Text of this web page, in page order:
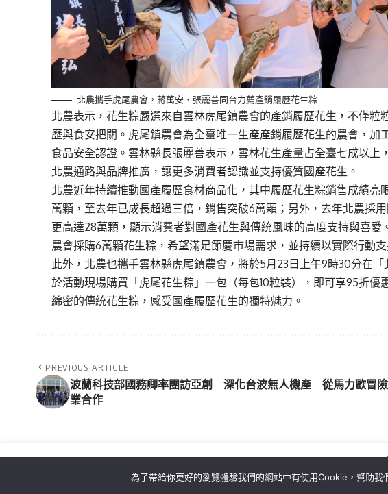
北農攜手虎尾農會，蔣萬安、張麗善同台力薦產銷履歷花生粽
北農表示，花生粽嚴選來自雲林虎尾鎮農會的產銷履歷花生，不僅粒
歷與食安把關。虎尾鎮農會為全臺唯一生產產銷履歷花生的農會，加
食品安全認證。雲林縣長張麗善表示，雲林花生產量占全臺七成以上
北農通路與品牌推廣，讓更多消費者認識並支持優質國產花生。
北農近年持續推動國產履歷食材商品化，其中履歷花生粽銷售成績亮
萬顆，至去年已成長超過三倍，銷售突破6萬顆；另外，去年北農採
更高達28萬顆，顯示消費者對國產花生與傳統風味的高度支持與喜
農會採購6萬顆花生粽，希望滿足節慶市場需求，並持續以實際行動
此外，北農也攜手雲林縣虎尾鎮農會，將於5月23日上午9時30分在
於活動現場購買「虎尾花生粽」一包（每包10粒裝），即可享95折
綿密的傳統花生粽，感受國產履歷花生的獨特魅力。
PREVIOUS ARTICLE
波蘭科技部國務卿率團訪亞創 深化台波無人機產
業合作
從馬力歐冒
為了帶給你更好的瀏覽體驗我們的網站中有使用Cookie，幫助